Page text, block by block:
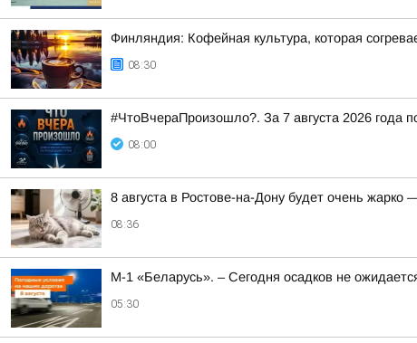
Финляндия: Кофейная культура, которая
08:30
#ЧтоВчераПроизошло?. За 7 августа 2026 года
08:00
8 августа в Ростове-на-Дону будет очень жарко
08:36
М-1 «Беларусь». – Сегодня осадков не
05:30